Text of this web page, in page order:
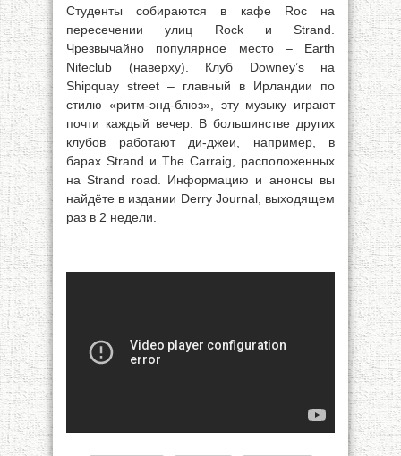
Студенты собираются в кафе Roc на
пересечении улиц Rock и Strand.
Чрезвычайно популярное место – Earth
Niteclub (наверху). Клуб Downey’s на
Shipquay street – главный в Ирландии по
стилю «ритм-энд-блюз», эту музыку играют
почти каждый вечер. В большинстве других
клубов работают ди-джеи, например, в
барах Strand и The Carraig, расположенных
на Strand road. Информацию и анонсы вы
найдёте в издании Derry Journal, выходящем
раз в 2 недели.